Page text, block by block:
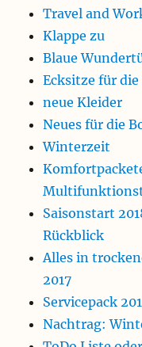
Travel and
Klappe zu
Blaue
Ecksitze für
neue Kleider
Neues für die
Winterzeit
Saisonstart
Rückblick
Alles in
2017
Servicepack
Nachtrag: